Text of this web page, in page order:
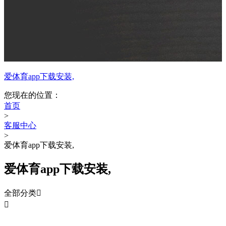
爱体育app下载安装,
您现在的位置：
首页
>
客服中心
>
爱体育app下载安装,
爱体育app下载安装,
全部分类
